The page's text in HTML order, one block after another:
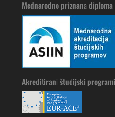
Mednarodno priznana diploma
Akreditirani študijski programi